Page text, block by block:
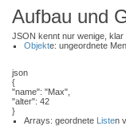
Aufbau und
JSON kennt nur wenige,
Objekte: ungeordnete
json
{
"name": "Max",
"alter": 42
}
Arrays: geordnete Listen